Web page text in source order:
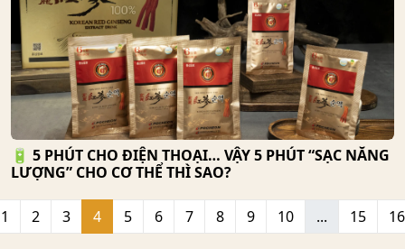
🔋 5 PHÚT CHO ĐIỆN THOẠI… VẬY 5 PHÚT “SẠC NĂNG
LƯỢNG” CHO CƠ THỂ THÌ SAO?
1 2 3 4 5 6 7 8 9 10 ... 15 16